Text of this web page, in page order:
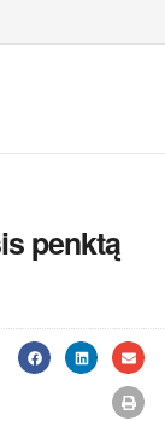
penktą